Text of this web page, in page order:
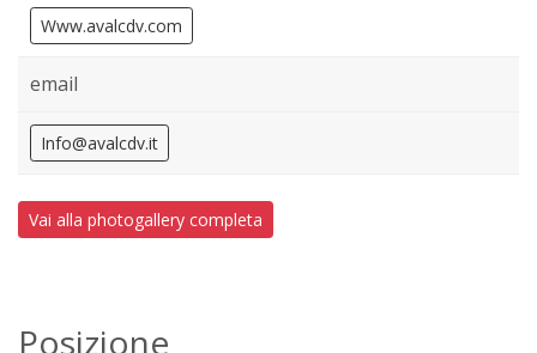
Www.avalcdv.com
email
Info@avalcdv.it
Vai alla photogallery completa
Posizione